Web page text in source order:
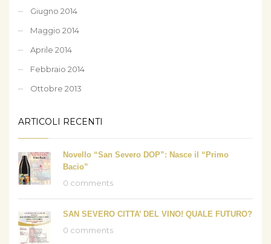
Giugno 2014
Maggio 2014
Aprile 2014
Febbraio 2014
Ottobre 2013
ARTICOLI RECENTI
Novello “San Severo DOP”: Nasce il “Primo
Bacio”
0 comments
SAN SEVERO CITTA’ DEL VINO! QUALE FUTURO?
0 comments